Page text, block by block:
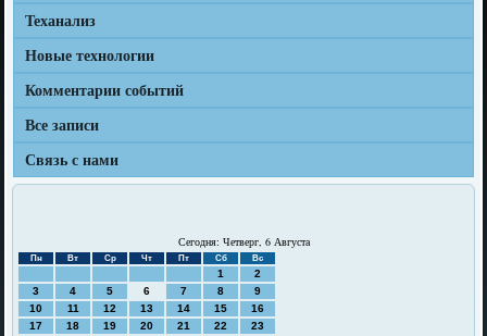
Теханализ
Новые технологии
Комментарии событий
Все записи
Связь с нами
Сегодня: Четверг, 6 Августа
Пн Вт Ср Чт Пт Сб Вс
1
2
3
4 5 6 7 8
9
10
11 12 13 14 15
16
17
18 19 20 21 22
23